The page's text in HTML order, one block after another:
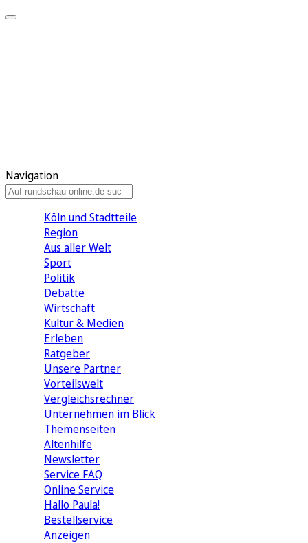
Navigation
Köln und Stadtteile
Region
Aus aller Welt
Sport
Politik
Debatte
Wirtschaft
Kultur & Medien
Erleben
Ratgeber
Unsere Partner
Vorteilswelt
Vergleichsrechner
Unternehmen im Blick
Themenseiten
Altenhilfe
Newsletter
Service FAQ
Online Service
Hallo Paula!
Bestellservice
Anzeigen